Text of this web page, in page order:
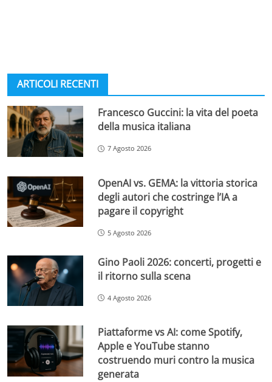
ARTICOLI RECENTI
Francesco Guccini: la vita del poeta
della musica italiana
7 Agosto 2026
OpenAI vs. GEMA: la vittoria storica
degli autori che costringe l’IA a
pagare il copyright
5 Agosto 2026
Gino Paoli 2026: concerti, progetti e
il ritorno sulla scena
4 Agosto 2026
Piattaforme vs AI: come Spotify,
Apple e YouTube stanno
costruendo muri contro la musica
generata